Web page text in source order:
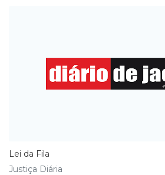
Lei da Fila
Justiça Diária